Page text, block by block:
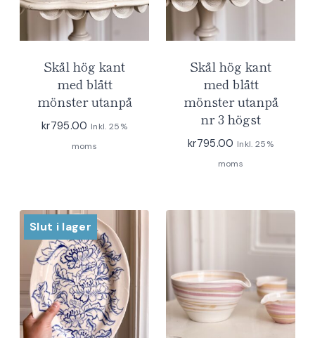
Skål hög kant
med blått
mönster utanpå
kr795.00 Inkl. 25%
moms
Skål hög kant
med blått
mönster utanpå
nr 3 högst
kr795.00 Inkl. 25%
moms
Slut i lager